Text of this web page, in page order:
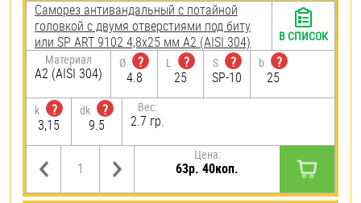
Саморез антивандальный с потайной
головкой с двумя отверстиями под биту
или SP ART 9102 4,8х25 мм А2 (AISI 304)
Материал
А2 (AISI 304)
Ø
?
4.8
L
?
25
S
?
SP-10
b
?
25
k
?
3,15
dk
?
9.5
Вес:
2.7 гр.
Цена:
63р. 40коп.
В СПИСОК